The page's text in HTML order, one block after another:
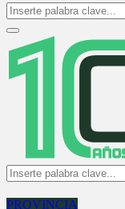
Search
for:
Primary
Menu
Search
for:
PROVINCIA